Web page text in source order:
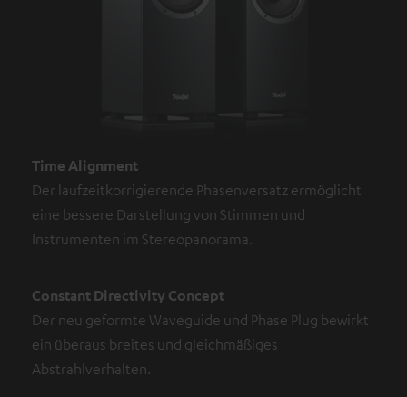
Time Alignment
Der laufzeitkorrigierende Phasenversatz ermöglicht
eine bessere Darstellung von Stimmen und
Instrumenten im Stereopanorama.
Constant Directivity Concept
Der neu geformte Waveguide und Phase Plug bewirkt
ein überaus breites und gleichmäßiges
Abstrahlverhalten.